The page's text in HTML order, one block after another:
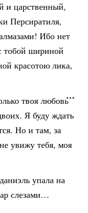
и царственный,
Персиратиля,
Ибо нет
тобой шириной
красотою лика,
твоя любовь
Я буду ждать
Но и там, за
увижу тебя, моя
упала на
слезами…